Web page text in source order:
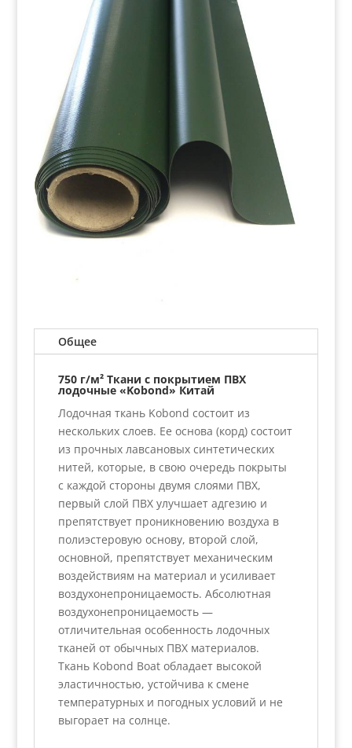
Общее
750 г/м² Ткани с покрытием ПВХ
лодочные «Kobond» Китай
Лодочная ткань Kobond состоит из
нескольких слоев. Ее основа (корд) состоит
из прочных лавсановых синтетических
нитей, которые, в свою очередь покрыты
с каждой стороны двумя слоями ПВХ,
первый слой ПВХ улучшает адгезию и
препятствует проникновению воздуха в
полиэстеровую основу, второй слой,
основной, препятствует механическим
воздействиям на материал и усиливает
воздухонепроницаемость. Абсолютная
воздухонепроницаемость —
отличительная особенность лодочных
тканей от обычных ПВХ материалов.
Ткань Kobond Boat обладает высокой
эластичностью, устойчива к смене
температурных и погодных условий и не
выгорает на солнце.